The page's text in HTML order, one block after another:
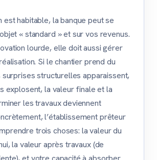
est habitable, la banque peut se
« standard » et sur vos revenus.
lourde, elle doit aussi gérer
Si le chantier prend du
structurelles apparaissent,
explosent, la valeur finale et la
les travaux deviennent
l’établissement prêteur
trois choses: la valeur du
la valeur après travaux (de